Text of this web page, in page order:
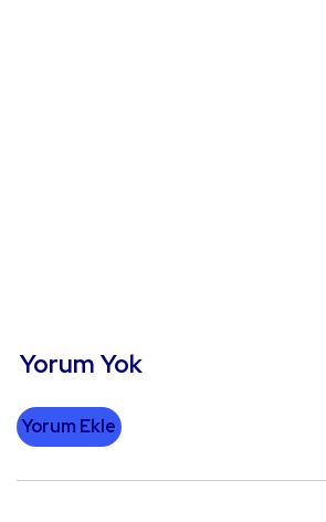
Yorum Yok
Yorum Ekle